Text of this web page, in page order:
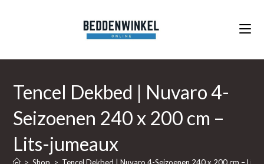
Tencel Dekbed | Nuvaro 4-
Seizoenen 240 x 200 cm –
Lits-jumeaux